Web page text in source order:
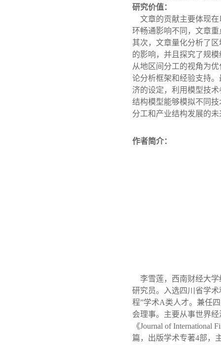
研究价值：
文章的贡献主要体现
环畅通影响不同，文章
其次，文章量化分析了
的影响，并且探究了规
从地区间分工的视角为
论分析框架和经验支持
济的设定，利用模型技
结构模型能够模拟不同
分工和产业结构发展的
作者简介：
李雪莲，西南财经大学
研究员。入选四川省学
程”学术A类人才。兼任
会理事。主要从事世界
《Journal of International
篇，出版学术专著4部，